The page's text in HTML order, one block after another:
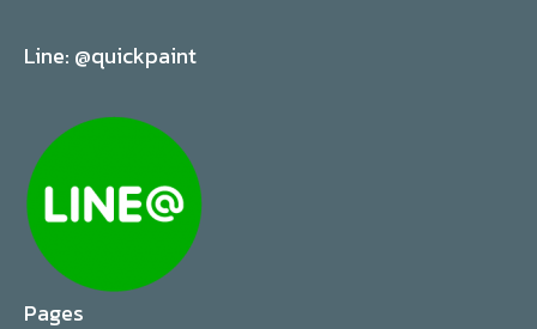
Line: @quickpaint
Pages